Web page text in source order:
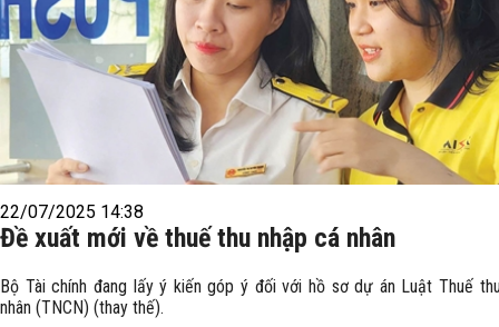
22/07/2025 14:38
Đề xuất mới về thuế thu nhập cá nhân
Bộ Tài chính đang lấy ý kiến góp ý đối với hồ sơ dự án Luật Thuế
nhân (TNCN) (thay thế).